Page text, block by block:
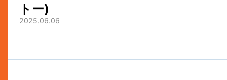
トー)
2025.06.06